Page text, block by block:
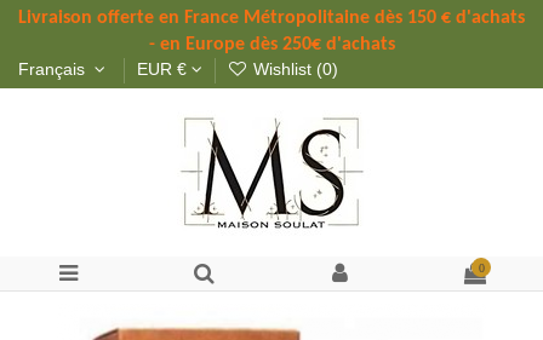
Livraison offerte en France Métropolitaine dès 150 € d'achats
- en Europe dès 250€ d'achats
Français EUR € Wishlist (0)
0